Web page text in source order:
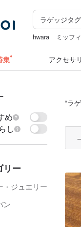
hwara ミッフ
集 アクセサ
め
し
リー
・ジュエリー
ン
“ラ